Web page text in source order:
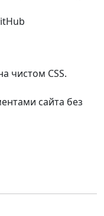
чистом CSS.
сайта без